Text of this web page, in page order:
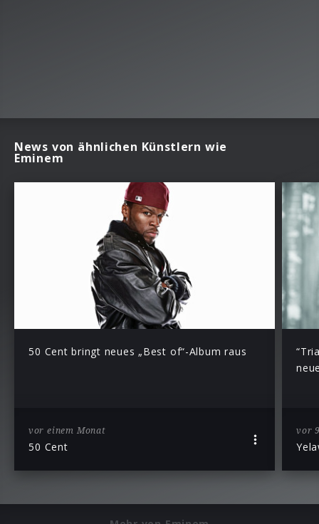
News von ähnlichen Künstlern wie
Eminem
50 Cent bringt neues „Best of“-Album raus
vor einem Monat
50 Cent
vor